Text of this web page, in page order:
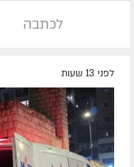
לכתבה
לפני 13 שעות